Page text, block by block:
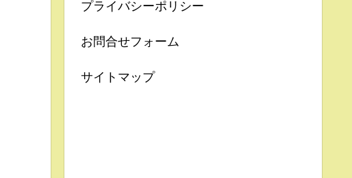
プライバシーポリシー
お問合せフォーム
サイトマップ